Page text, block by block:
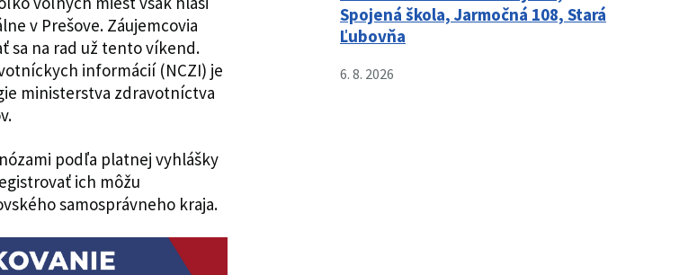
v Prešove. Záujemcovia
sa na rad už tento víkend.
informácií (NCZI) je
ministerstva zdravotníctva
podľa platnej vyhlášky
ich môžu
samosprávneho kraja.
Spojená škola, Jarmočná 108, Stará
Ľubovňa
6. 8. 2026